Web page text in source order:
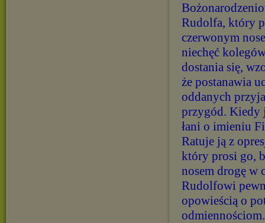
Rudolfa, który
czerwonym
niechęć
dostania się,
że postanawia
oddanych
przygód. Kiedy
łani o imieniu
Ratuje ją z
który prosi go,
nosem drogę w
Rudolfowi
opowieścią o
odmiennościom.